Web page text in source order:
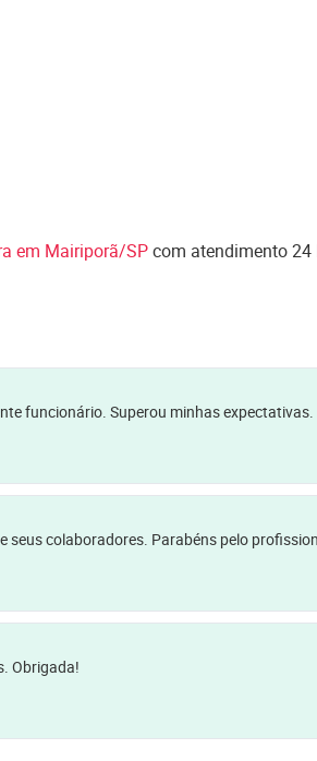
em Mairiporã/SPcom atendimento
funcionário. Superou minhas
seus colaboradores. Parabéns pelo
Obrigada!